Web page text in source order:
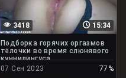
15:34
3418
Подборка горячих оргазмов
тёлочки во время слюнявого
куннилингуса
07 Сен 2023
77%